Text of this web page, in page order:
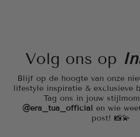
Volg ons op
Blijf op de hoogte van onze
lifestyle inspiratie & exclusieve
Tag ons in jouw
@era_tua_official en wie
post! 📸💫